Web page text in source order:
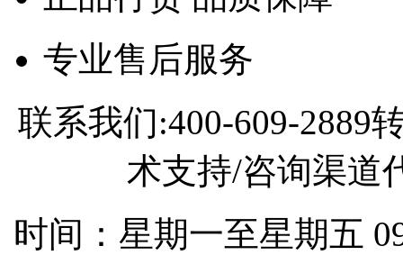
专业售后服务
联系我们:400-609-2889
术支持/咨询渠道
时间：星期一至星期五